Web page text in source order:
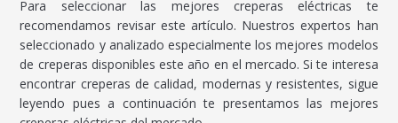
Para seleccionar las mejores creperas eléctricas te
recomendamos revisar este artículo. Nuestros expertos han
seleccionado y analizado especialmente los mejores modelos
de creperas disponibles este año en el mercado. Si te interesa
encontrar creperas de calidad, modernas y resistentes, sigue
leyendo pues a continuación te presentamos las mejores